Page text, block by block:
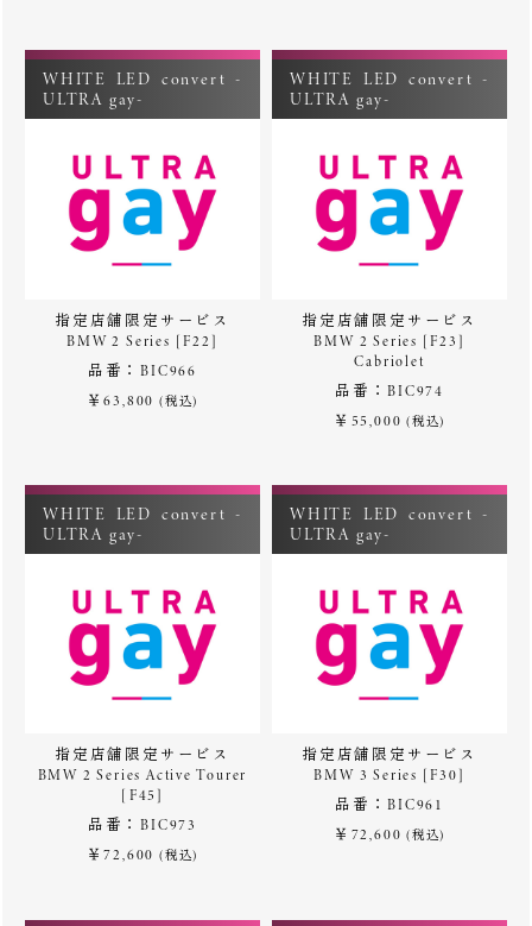
WHITE LED convert -
ULTRA gay-
指定店舗限定サービス
BMW 2 Series [F22]
品番：BIC966
￥63,800(税込)
WHITE LED convert -
ULTRA gay-
指定店舗限定サービス
BMW 2 Series [F23]
Cabriolet
品番：BIC974
￥55,000(税込)
WHITE LED convert -
ULTRA gay-
指定店舗限定サービス
BMW 2 Series Active Tourer
[F45]
品番：BIC973
￥72,600(税込)
WHITE LED convert -
ULTRA gay-
指定店舗限定サービス
BMW 3 Series [F30]
品番：BIC961
￥72,600(税込)